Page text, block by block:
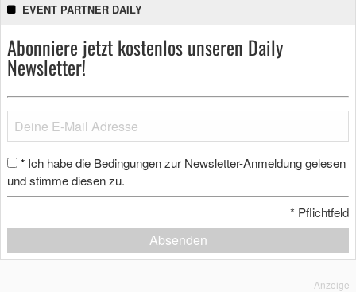
EVENT PARTNER DAILY
Abonniere jetzt kostenlos unseren Daily
Newsletter!
* Ich habe die Bedingungen zur Newsletter-Anmeldung gelesen
und stimme diesen zu.
* Pflichtfeld
Absenden
Anzeige